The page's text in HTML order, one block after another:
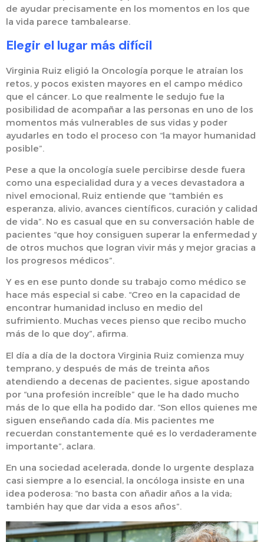
de ayudar precisamente en los momentos en los que
la vida parece tambalearse.
Elegir el lugar más difícil
Virginia Ruiz eligió la Oncología porque le atraían los
retos, y pocos existen mayores en el campo médico
que el cáncer. Lo que realmente le sedujo fue la
posibilidad de acompañar a las personas en uno de los
momentos más vulnerables de sus vidas y poder
ayudarles en todo el proceso con “la mayor humanidad
posible”.
Pese a que la oncología suele percibirse desde fuera
como una especialidad dura y a veces devastadora a
nivel emocional, Ruiz entiende que “también es
esperanza, alivio, avances científicos, curación y calidad
de vida”. No es casual que en su conversación hable de
pacientes “que hoy consiguen superar la enfermedad y
de otros muchos que logran vivir más y mejor gracias a
los progresos médicos”.
Y es en ese punto donde su trabajo como médico se
hace más especial si cabe. “Creo en la capacidad de
encontrar humanidad incluso en medio del
sufrimiento. Muchas veces pienso que recibo mucho
más de lo que doy”, afirma.
El día a día de la doctora Virginia Ruiz comienza muy
temprano, y después de más de treinta años
atendiendo a decenas de pacientes, sigue apostando
por “una profesión increíble” que le ha dado mucho
más de lo que ella ha podido dar. “Son ellos quienes me
siguen enseñando cada día. Mis pacientes me
recuerdan constantemente qué es lo verdaderamente
importante”, aclara.
En una sociedad acelerada, donde lo urgente desplaza
casi siempre a lo esencial, la oncóloga insiste en una
idea poderosa: “no basta con añadir años a la vida;
también hay que dar vida a esos años”.